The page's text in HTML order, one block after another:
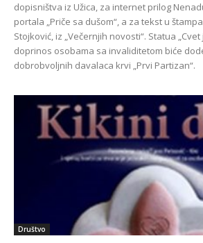
dopisništva iz Užica, za internet prilog
portala „Priče sa dušom“, a za tekst u
Stojković, iz „Večernjih novosti“. Statua
doprinos osobama sa invaliditetom biće
dobrobvoljnih davalaca krvi „Prvi Partizan“.
Društvo